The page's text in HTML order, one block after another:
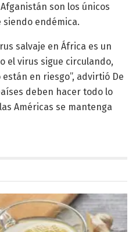
son los únicos
siendo endémica.
salvaje en África es un
el virus sigue circulando,
en riesgo”, advirtió De
deben hacer todo lo
Américas se mantenga